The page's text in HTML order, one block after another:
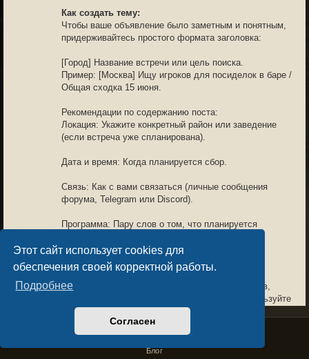
Этот сайт использует cookies для
обеспечения своей корректной работы.
Подробнее
Согласен
Как создать тему:
Чтобы ваше объявление было заметным и понятным,
придерживайтесь простого формата заголовка:
[Город] Название встречи или цель поиска.
Пример: [Москва] Ищу игроков для посиделок в баре /
Общая сходка 15 июня.
Рекомендации по содержанию поста:
Локация: Укажите конкретный район или заведение
(если встреча уже спланирована).
Дата и время: Когда планируется сбор.
Связь: Как с вами связаться (личные сообщения
форума, Telegram или Discord).
Программа: Пару слов о том, что планируется
знакомство).
В разделе запрещено:
Публикация личных данных (номеров телефонов,
домашних адресов) в открытом доступе - используйте
личные сообщения.
Темы, не связанные с организацией встреч или поиском
игроков в реальном мире.
Privacy PolicyLicense Agreement
Copyright © Sacralium Games 2023-
Блог